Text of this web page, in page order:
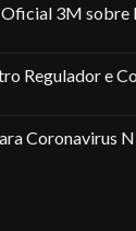
3M sobre
Regulador e
Coronavirus